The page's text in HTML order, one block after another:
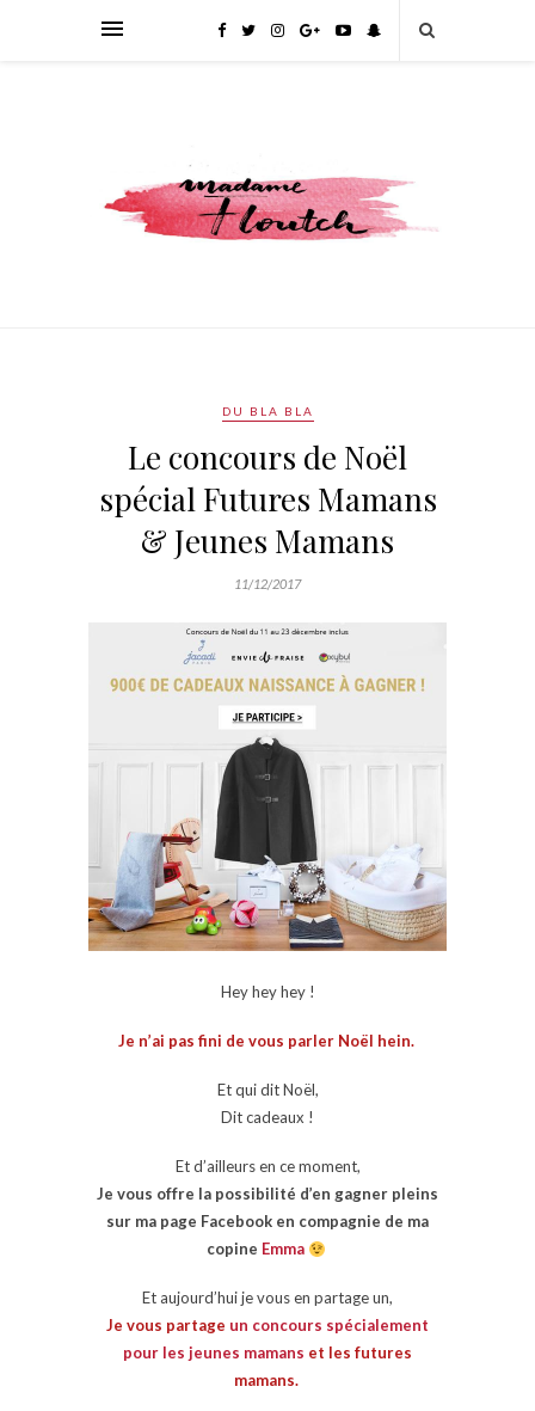
DU BLA BLA
Le concours de Noël
spécial Futures Mamans
& Jeunes Mamans
11/12/2017
Hey hey hey !
Je n’ai pas fini de vous parler Noël hein.
Et qui dit Noël,
Dit cadeaux !
Et d’ailleurs en ce moment,
Je vous offre la possibilité d’en gagner pleins
sur ma page Facebook en compagnie de ma
copine Emma
Et aujourd’hui je vous en partage un,
Je vous partage un concours spécialement
pour les jeunes mamans et les futures
mamans.